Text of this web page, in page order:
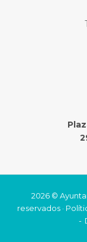
2026 ©
reservados ·